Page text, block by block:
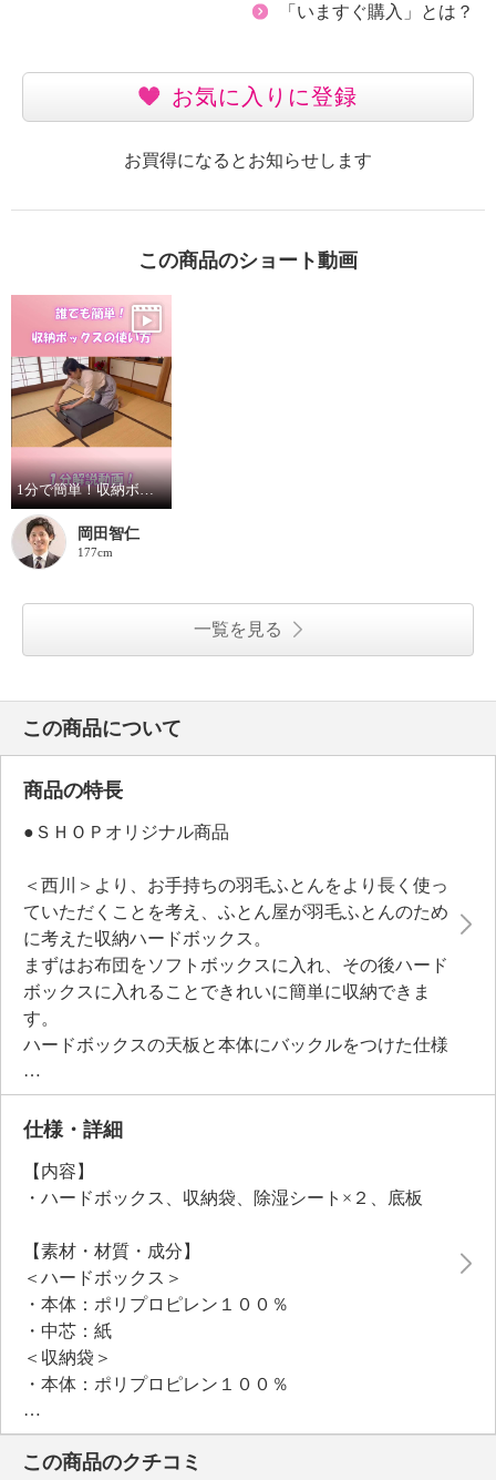
「いますぐ購入」とは？
お気に入りに登録
お買得になるとお知らせします
この商品のショート動画
1分で簡単！収納ボックスの使い方
岡田智仁
177cm
一覧を見る
この商品について
商品の特長
●ＳＨＯＰオリジナル商品
＜西川＞より、お手持ちの羽毛ふとんをより長く使っ
ていただくことを考え、ふとん屋が羽毛ふとんのため
に考えた収納ハードボックス。
まずはお布団をソフトボックスに入れ、その後ハード
ボックスに入れることできれいに簡単に収納できま
す。
ハードボックスの天板と本体にバックルをつけた仕様
のため、天板に体重をかけて上から押すだけで簡単に
バックルを留めることができ、ファスナーを閉める作
業も楽々。
ている点もポイント。
底板付きで天地がしっかりとしているため、収納ハー
収納時の湿気対策のために、シリカゲルＢタイプを使
用した除湿シートも付属しています。
生地には丈夫で通気性のある、不織布生地を採用。
密閉しないことで、羽毛ふとんをできるだけ良い状態
で保管することができます。
羽毛以外のおふとんや毛布、衣類などを収納すること
も可能。
仕様・詳細
【内容】
・ハードボックス、収納袋、除湿シート×２、底板
【素材・材質・成分】
＜ハードボックス＞
・本体：ポリプロピレン１００％
・中芯：紙
＜収納袋＞
・本体：ポリプロピレン１００％
＜除湿シート＞
・外袋：ポリエステル１００％
・中材：シリカゲルＢタイプ
この商品のクチコミ